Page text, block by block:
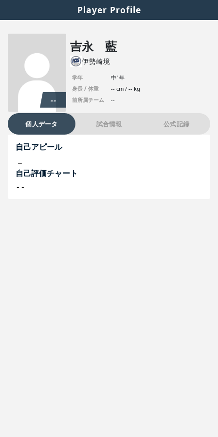
Player Profile
--
吉永 藍
伊勢崎境
学年
中1年
身長 / 体重
-- cm / -- kg
前所属チーム
--
個人データ 試合情報 公式記録
自己アピール
--
自己評価チャート
--